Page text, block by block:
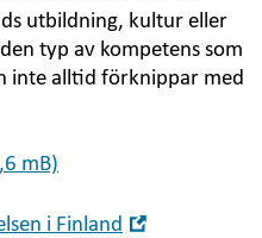
utbildning, kultur eller
typ av kompetens som
inte alltid förknippar med
mB)
i Finland